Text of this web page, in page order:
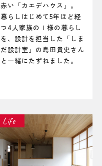
赤い「カエデハウス」。
暮らしはじめて5年ほど経
つ4人家族のＩ様の暮らし
を、設計を担当した「しま
だ設計室」の島田貴史さん
と一緒にたずねました。
Life